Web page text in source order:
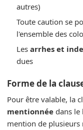
autres)
Toute caution se
l'ensemble des
Les arrhes et
dues
Forme de la
Pour être valable, la
mentionnée dans
mention de plusieurs